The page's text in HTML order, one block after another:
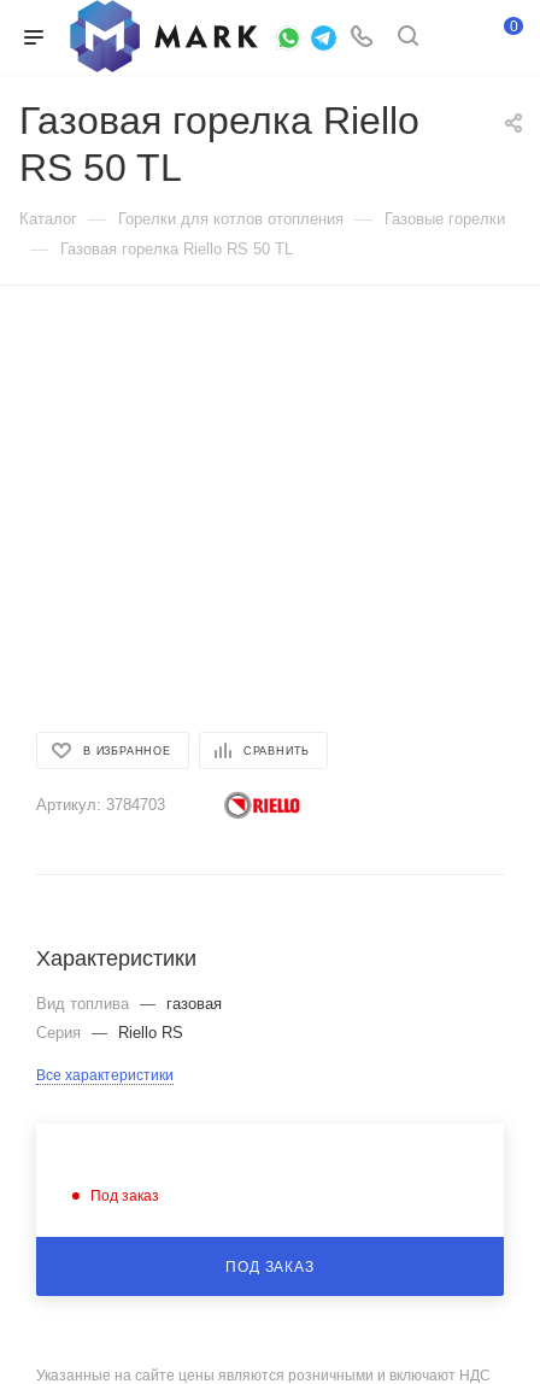
0
Газовая горелка Riello
RS 50 TL
Каталог — Горелки для котлов отопления — Газовые горелки
— Газовая горелка Riello RS 50 TL
В ИЗБРАННОЕ СРАВНИТЬ
Артикул: 3784703
Характеристики
Вид топлива —
газовая
Серия
— Riello RS
Все характеристики
Под заказ
ПОД ЗАКАЗ
Указанные на сайте цены являются розничными и включают НДС